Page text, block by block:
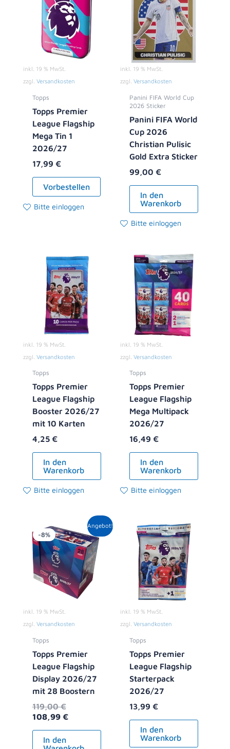
inkl. 19 % MwSt.
zzgl. Versandkosten
Topps
Topps Premier
League Flagship
Mega Tin 1
2026/27
17,99 €
Vorbestellen
Bitte einloggen
inkl. 19 % MwSt.
zzgl. Versandkosten
Panini FIFA World Cup
2026 Sticker
Panini FIFA World
Cup 2026
Christian Pulisic
Gold Extra Sticker
99,00 €
In den
Warenkorb
Bitte einloggen
inkl. 19 % MwSt.
zzgl. Versandkosten
Topps
Topps Premier
League Flagship
Booster 2026/27
mit 10 Karten
4,25 €
In den
Warenkorb
Bitte einloggen
inkl. 19 % MwSt.
zzgl. Versandkosten
Topps
Topps Premier
League Flagship
Mega Multipack
2026/27
16,49 €
In den
Warenkorb
Bitte einloggen
Angebot!
-8%
inkl. 19 % MwSt.
zzgl. Versandkosten
Topps
Topps Premier
League Flagship
Display 2026/27
mit 28 Boostern
119,00€
Ursprünglicher
Preis
war:
119,00 €
108,99 €
Aktueller
Preis
ist:
108,99 €.
In den
inkl. 19 % MwSt.
zzgl. Versandkosten
Topps
Topps Premier
League Flagship
Starterpack
2026/27
13,99 €
In den
Warenkorb